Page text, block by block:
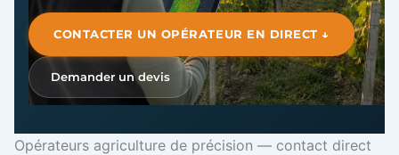
CONTACTER UN OPÉRATEUR EN DIRECT ↓
Demander un devis
Opérateurs agriculture de précision — contact direct